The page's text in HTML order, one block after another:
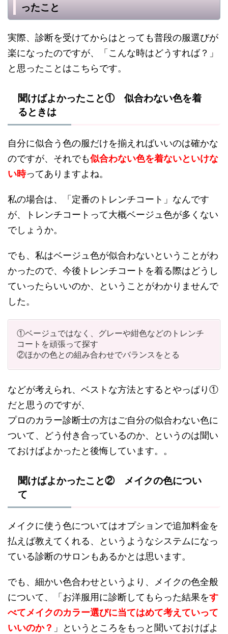
ったこと
実際、診断を受けてからはとっても普段の服選びが
楽になったのですが、「こんな時はどうすれば？」
と思ったことはこちらです。
聞けばよかったこと① 似合わない色を着
るときは
自分に似合う色の服だけを揃えればいいのは確かな
のですが、それでも似合わない色を着ないといけな
い時ってありますよね。
私の場合は、「定番のトレンチコート」なんです
が、トレンチコートって大概ベージュ色が多くない
でしょうか。
でも、私はベージュ色が似合わないということがわ
かったので、今後トレンチコートを着る際はどうし
ていったらいいのか、ということがわかりませんで
した。
①ベージュではなく、グレーや紺色などのトレンチ
コートを頑張って探す
②ほかの色との組み合わせでバランスをとる
などが考えられ、ベストな方法とするとやっぱり①
だと思うのですが、
プロのカラー診断士の方はご自分の似合わない色に
ついて、どう付き合っているのか、というのは聞い
ておけばよかったと後悔しています。。
聞けばよかったこと② メイクの色につい
て
メイクに使う色についてはオプションで追加料金を
払えば教えてくれる、というようなシステムになっ
ている診断のサロンもあるかとは思います。
でも、細かい色合わせというより、メイクの色全般
について、「お洋服用に診断してもらった結果をす
べてメイクのカラー選びに当てはめて考えていって
いいのか？ 」というところをもっと聞いておけばよ